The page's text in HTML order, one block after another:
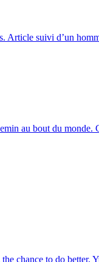
Article suivi d’un
au bout du monde.
chance to do better.